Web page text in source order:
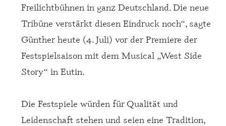
Freilichtbühnen in ganz Deutschland. Die neue
Tribüne verstärkt diesen Eindruck noch“, sagte
Günther heute (4. Juli) vor der Premiere der
Festspielsaison mit dem Musical „West Side
Story“ in Eutin.
Die Festspiele würden für Qualität und
Leidenschaft stehen und seien eine Tradition,